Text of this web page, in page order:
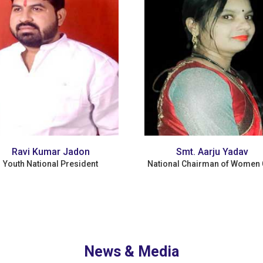
Smt. Aarju Yadav
National Chairman of Women Cell
Adv. B.N Singh Yadav
Founder/Chairman
News & Media